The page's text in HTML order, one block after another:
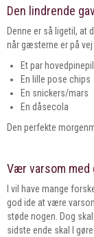
Den lindrende
Denne er så ligetil, at
når gæsterne er på vej
Et par
En lille pose chips
En snickers/mars
En dåsecola
Den perfekte
Vær varsom med
I vil have mange
god ide at være
støde nogen. Dog
sidste ende skal I